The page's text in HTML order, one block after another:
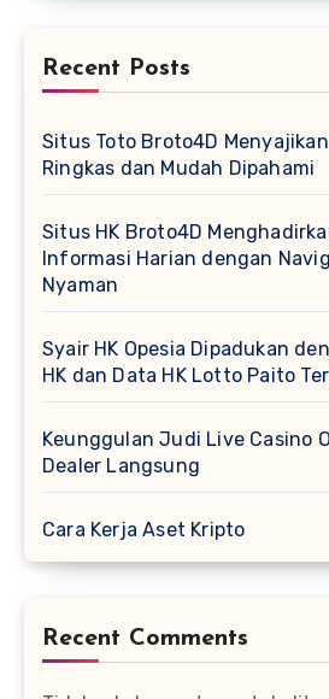
Recent Posts
Situs Toto Broto4D
Ringkas dan Mudah Dipahami
Situs HK Broto4D
Informasi Harian dengan
Nyaman
Syair HK Opesia Dipadukan
HK dan Data HK Lotto Paito
Keunggulan Judi Live Casino
Dealer Langsung
Cara Kerja Aset Kripto
Recent Comments